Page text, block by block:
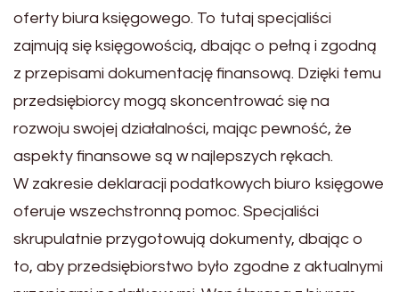
oferty biura księgowego. To tutaj specjaliści
zajmują się księgowością, dbając o pełną i zgodną
z przepisami dokumentację finansową. Dzięki temu
przedsiębiorcy mogą skoncentrować się na
rozwoju swojej działalności, mając pewność, że
aspekty finansowe są w najlepszych rękach.
W zakresie deklaracji podatkowych biuro księgowe
oferuje wszechstronną pomoc. Specjaliści
skrupulatnie przygotowują dokumenty, dbając o
to, aby przedsiębiorstwo było zgodne z aktualnymi